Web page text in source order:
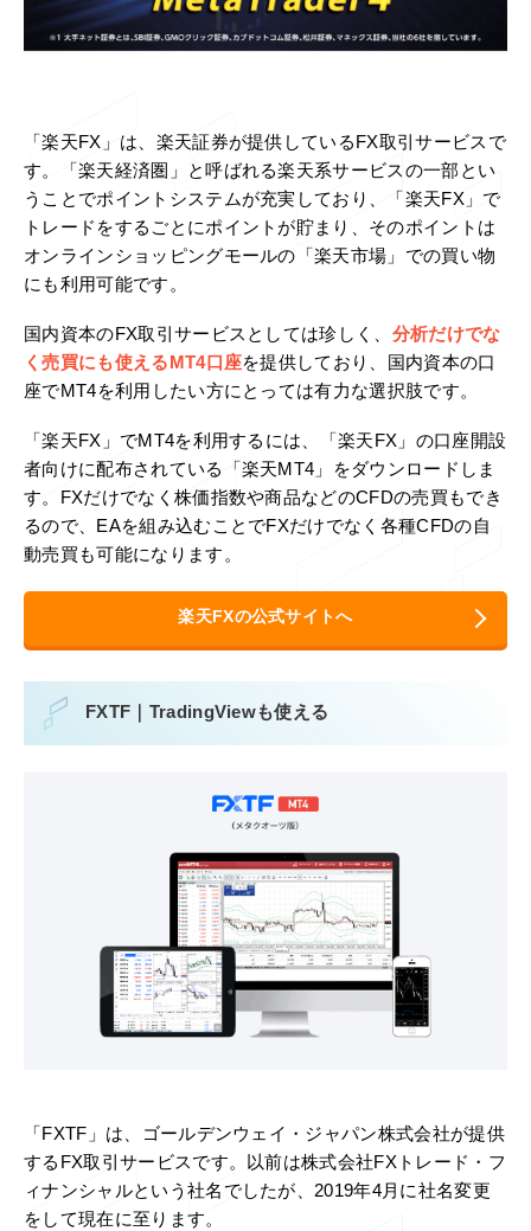
「楽天FX」は、楽天証券が提供しているFX取引サービスで
す。「楽天経済圏」と呼ばれる楽天系サービスの一部とい
うことでポイントシステムが充実しており、「楽天FX」で
トレードをするごとにポイントが貯まり、そのポイントは
オンラインショッピングモールの「楽天市場」での買い物
にも利用可能です。
国内資本のFX取引サービスとしては珍しく、 分析だけでな
く売買にも使えるMT4口座を提供しており、国内資本の口
座でMT4を利用したい方にとっては有力な選択肢です。
「楽天FX」でMT4を利用するには、「楽天FX」の口座開設
者向けに配布されている「楽天MT4」をダウンロードしま
す。FXだけでなく株価指数や商品などのCFDの売買もでき
るので、EAを組み込むことでFXだけでなく各種CFDの自
動売買も可能になります。
楽天FXの公式サイトへ
FXTF｜TradingViewも使える
「FXTF」は、ゴールデンウェイ・ジャパン株式会社が提供
するFX取引サービスです。以前は株式会社FXトレード・フ
ィナンシャルという社名でしたが、2019年4月に社名変更
をして現在に至ります。